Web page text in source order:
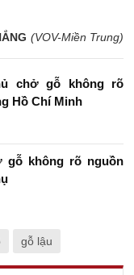
(VOV-Miền Trung)
chở gỗ không rõ
Hồ Chí Minh
gỗ không rõ nguồn
gỗ lậu